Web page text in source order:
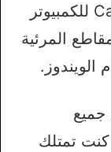
برنامج تحرير الفيديو الخفيف CapCut للكمبيوتر
المرئية
جميع
كنت تمتلك